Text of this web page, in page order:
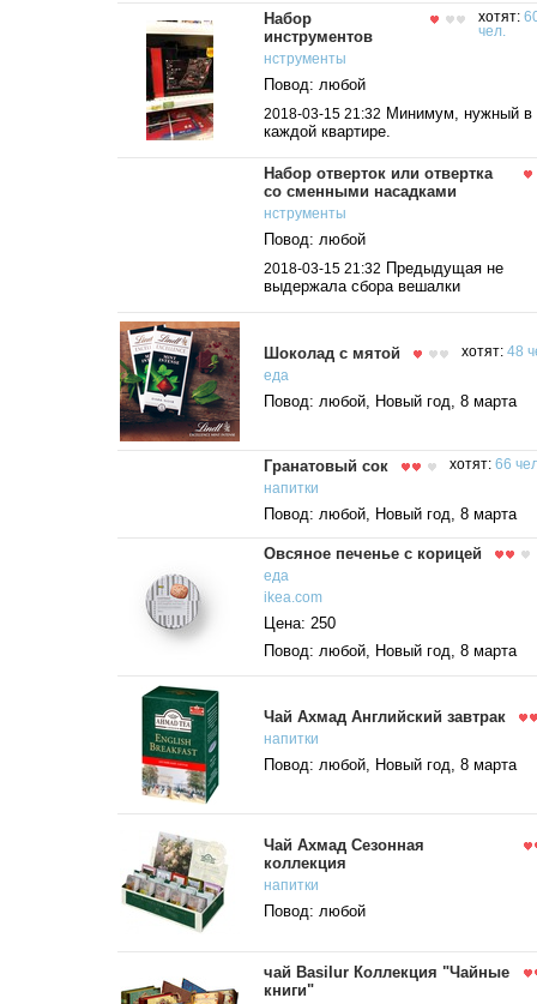
Набор
инструментов
хотят:
чел.
нструменты
Повод: любой
2018-03-15 21:32 Минимум, нужный в
каждой квартире.
Набор отверток или отвертка
со сменными насадками
нструменты
Повод: любой
2018-03-15 21:32 Предыдущая не
выдержала сбора вешалки
Шоколад с мятой хотят: 48
еда
Повод: любой, Новый год, 8 марта
Гранатовый сок хотят: 66
напитки
Повод: любой, Новый год, 8 марта
Овсяное печенье с корицей
еда
ikea.com
Цена: 250
Повод: любой, Новый год, 8 марта
Чай Ахмад Английский завтрак
напитки
Повод: любой, Новый год, 8 марта
Чай Ахмад Сезонная
коллекция
напитки
Повод: любой
чай Basilur Коллекция "Чайные
книги"